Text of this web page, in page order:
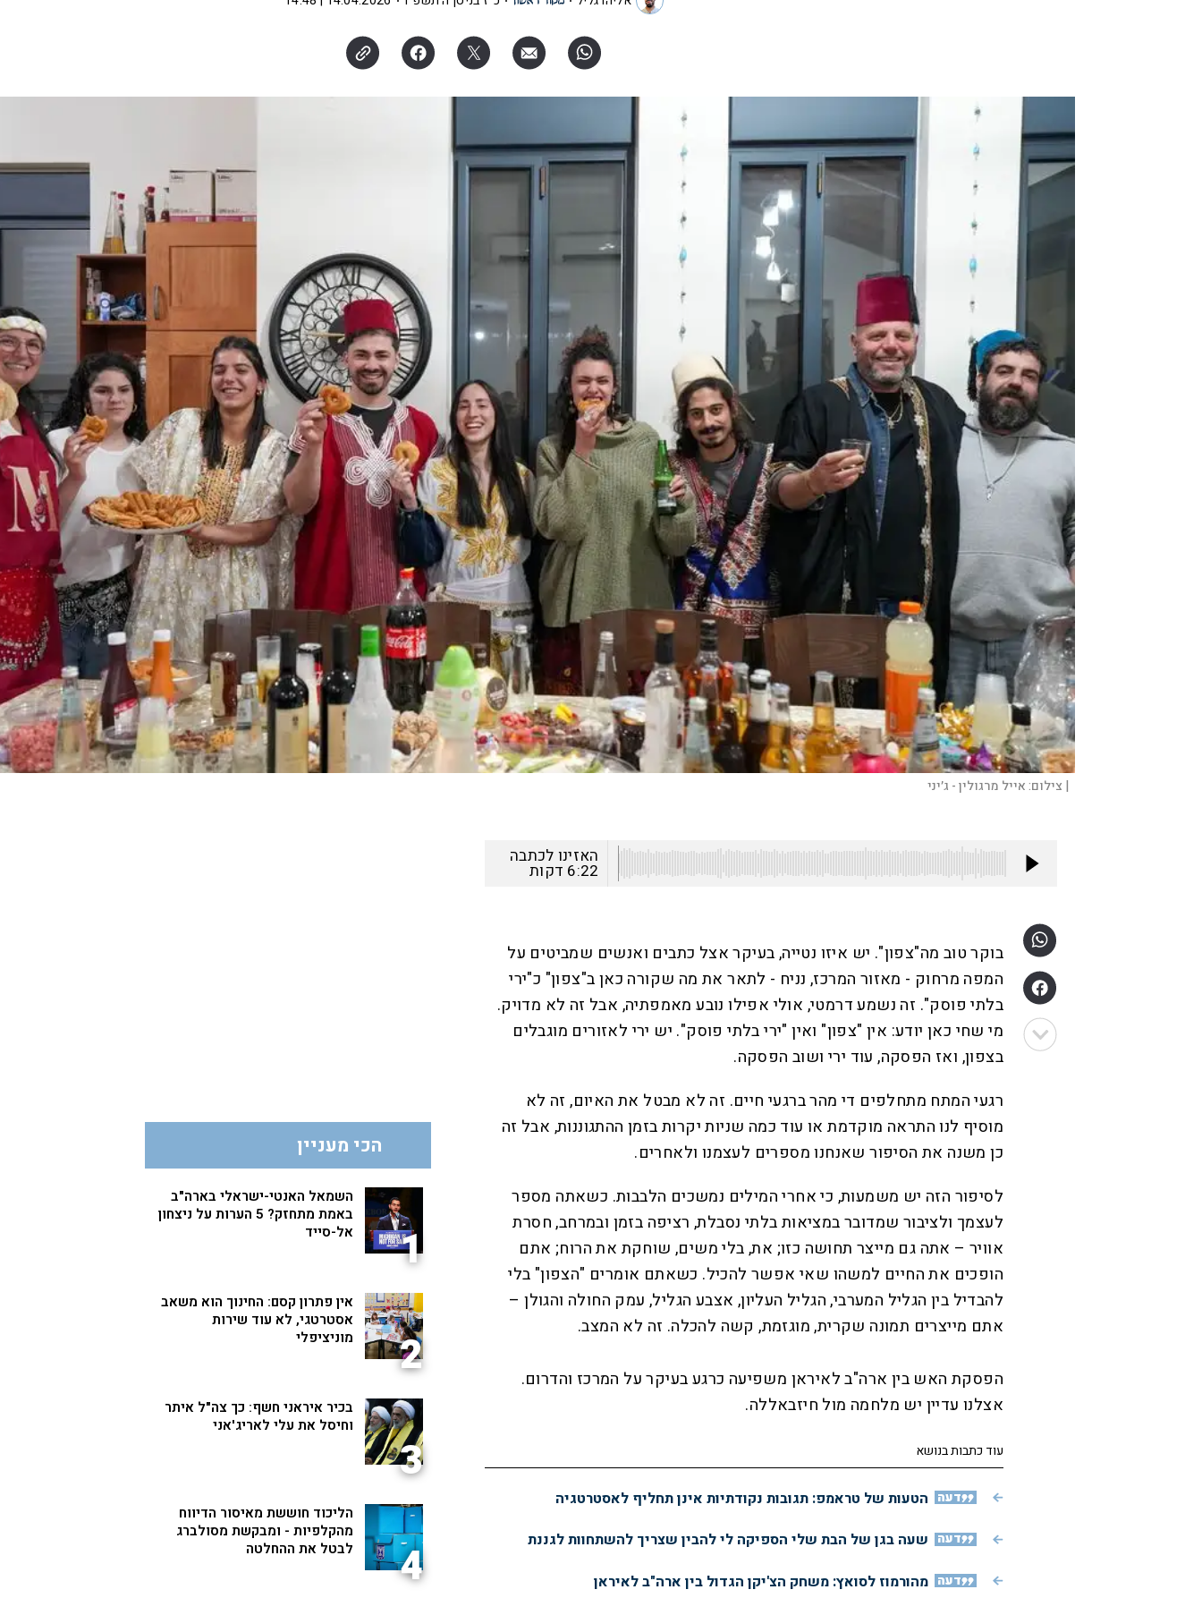
| צילום:אייל מרגולין - ג׳יני
האזינו לכתבה
6:22 דקות
בוקר טוב מה"צפון". יש איזו נטייה, בעיקר אצל כתבים ואנשים שמביטים על
המפה מרחוק - מאזור המרכז, נניח - לתאר את מה שקורה כאן ב"צפון" כ"ירי
בלתי פוסק". זה נשמע דרמטי, אולי אפילו נובע מאמפתיה, אבל זה לא מדויק.
מי שחי כאן יודע: אין "צפון" ואין "ירי בלתי פוסק". יש ירי לאזורים מוגבלים
בצפון, ואז הפסקה, עוד ירי ושוב הפסקה.
רגעי המתח מתחלפים די מהר ברגעי חיים. זה לא מבטל את האיום, זה לא
מוסיף לנו התראה מוקדמת או עוד כמה שניות יקרות בזמן ההתגוננות, אבל זה
כן משנה את הסיפור שאנחנו מספרים לעצמנו ולאחרים.
לסיפור הזה יש משמעות, כי אחרי המילים נמשכים הלבבות. כשאתה מספר
לעצמך ולציבור שמדובר במציאות בלתי נסבלת, רציפה בזמן ובמרחב, חסרת
אוויר – אתה גם מייצר תחושה כזו; את, בלי משים, שוחקת את הרוח; אתם
הופכים את החיים למשהו שאי אפשר להכיל. כשאתם אומרים "הצפון" בלי
להבדיל בין הגליל המערבי, הגליל העליון, אצבע הגליל, עמק החולה והגולן –
אתם מייצרים תמונה שקרית, מוגזמת, קשה להכלה. זה לא המצב.
הפסקת האש בין ארה"ב לאיראן משפיעה כרגע בעיקר על המרכז והדרום.
אצלנו עדיין יש מלחמה מול חיזבאללה.
עוד כתבות בנושא
דעה הטעות של טראמפ: תגובות נקודתיות אינן תחליף לאסטרטגיה
דעה שעה בגן של הבת שלי הספיקה לי להבין שצריך להשתחוות לגננת
דעה מהורמוז לסואץ: משחק הצ'יקן הגדול בין ארה"ב לאיראן
הכי מעניין
1
השמאל האנטי-ישראלי בארה"ב
באמת מתחזק? 5 הערות על ניצחון
אל-סייד
2
אין פתרון קסם: החינוך הוא משאב
אסטרטגי, לא עוד שירות
מוניציפלי
3
בכיר איראני חשף: כך צה"ל איתר
וחיסל את עלי לאריג'אני
4
הליכוד חוששת מאיסור הדיווח
מהקלפיות - ומבקשת מסולברג
לבטל את ההחלטה